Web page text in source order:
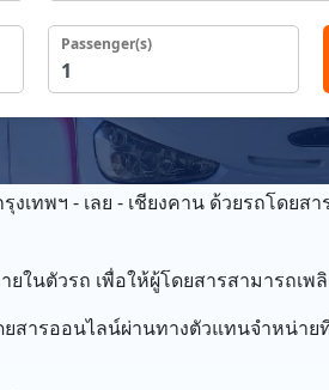
Passenger(s)
ทพฯ - เลย - เชียงคาน ด้วยรถโดย
นตัวรถ เพื่อให้ผู้โดยสารสามารถเพ
ยสารออนไลน์ผ่านทางตัวแทนจำหน่าย